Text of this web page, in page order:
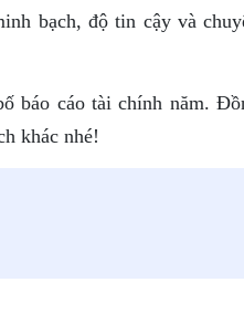
bạch, độ tin cậy và
báo cáo tài chính năm.
khác nhé!